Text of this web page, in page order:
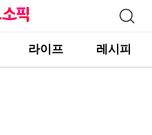
라이프 레시피